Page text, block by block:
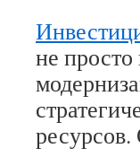
не просто